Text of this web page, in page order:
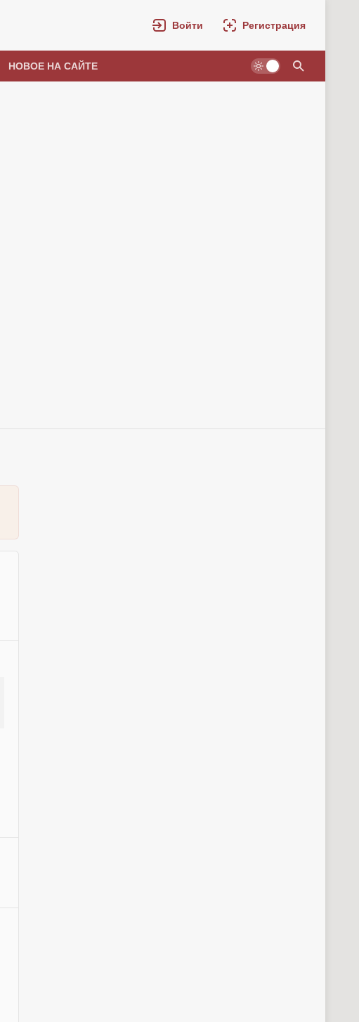
Войти Регистрация
НОВОЕ НА САЙТЕ